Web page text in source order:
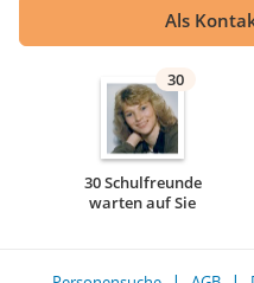
Als
30
30 Schulfreunde
warten auf Sie